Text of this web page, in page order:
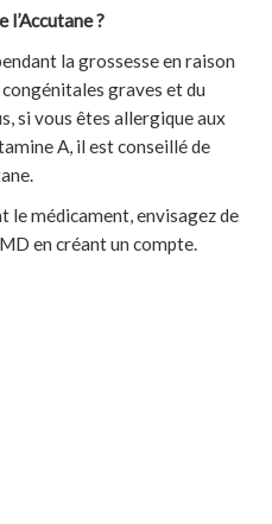
?
la grossesse en raison
graves et du
si vous êtes allergique aux
A, il est conseillé de
le médicament, envisagez de
en créant un compte.